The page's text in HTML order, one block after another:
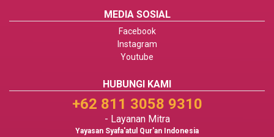
MEDIA SOSIAL
Facebook
Instagram
Youtube
HUBUNGI KAMI
+62 811 3058 9310
- Layanan Mitra
Yayasan Syafa'atul Qur'an Indonesia